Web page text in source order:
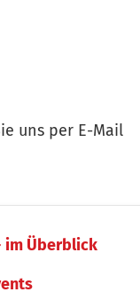
uns per E-Mail
im Überblick